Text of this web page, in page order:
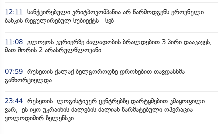
12:11
სანქცირებული კრიტპოკომპანია არ წარმოდგენს ეროვნული
ბანკის რეგულირებულ სუბიექტს - სებ
11:08 გლოვოს კურიერზე ძალადობის ბრალდებით 3 პირი დააკავეს,
მათ შორის 2 არასრულწლოვანი
07:59 რუსეთის ქალაქ ბელგოროდზე დრონებით თავდასხმა
განხორციელდა
23:44 რუსეთის ლოგისტიკურ ცენტრებზე დარტყმებით კმაყოფილი
ვარ, ეს იყო უკრაინის ძალების ძალიან წარმატებული ოპერაცია -
ვოლოდიმირ ზელენსკი